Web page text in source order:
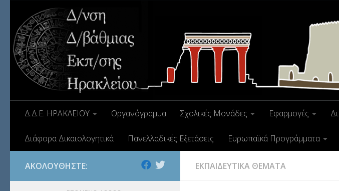
Δ.Δ.Ε. ΗΡΑΚΛΕΙΟΥ Οργανόγραμμα Σχολικές Μονάδες Εφαρμογές
Διάφορα Δικαιολογητικά Πανελλαδικές Εξετάσεις Ευρωπαϊκά Προγράμματα
ΕΚΠΑΙΔΕΥΤΙΚΑ ΘΕΜΑΤΑ
ΑΚΟΛΟΥΘΉΣΤΕ: